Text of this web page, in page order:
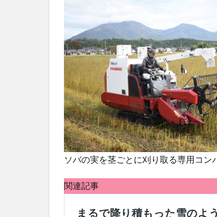
ソバの実を茎ごとに刈り取る専用コン
関連記事